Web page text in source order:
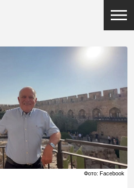
Фото: Facebook